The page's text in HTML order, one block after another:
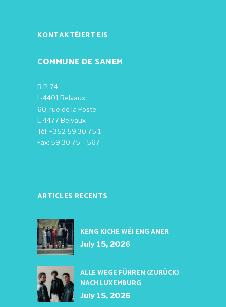
KONTAKTÉIERT EIS
COMMUNE DE SANEM
B.P. 74
L-4401 Belvaux
60, rue de la Poste
L-4477 Belvaux
Tél: +352 59 30 75 1
Fax: 59 30 75 – 567
ARTICLES RECENTS
KENG KICHE WÉI ENG ANER
July 15, 2026
ALLE WEGE FÜHREN (ZURÜCK)
NACH LUXEMBURG
July 15, 2026